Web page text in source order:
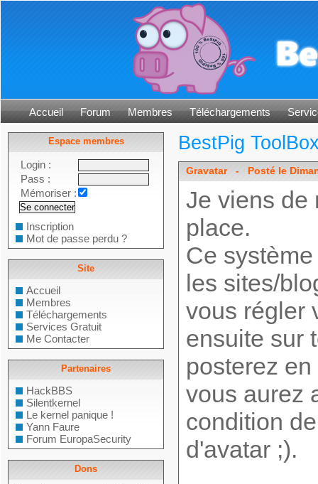
Accueil Forum Membres Téléchargements
Espace membres
Login :
Pass :
Mémoriser :
Inscription
Mot de passe perdu ?
Site
Accueil
Membres
Téléchargements
Services Gratuit
Me Contacter
Partenaires
HackBBS
Silentkernel
Le kernel panique !
Yann Faure
Forum EuropaSecurity
Dons
BestPig
Gravatar- Posté le
Je viens de
place.
Ce
les sites/
vous régler
ensuite sur
posterez
vous aurez
condition
d'avatar ;).